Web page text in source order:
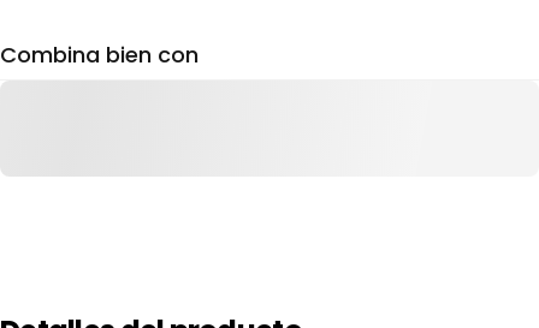
Combina bien con